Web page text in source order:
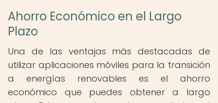
Ahorro Económico en el Largo
Plazo
Una de las ventajas más destacadas de
utilizar aplicaciones móviles para la transición
a energías renovables es el ahorro
económico que puedes obtener a largo